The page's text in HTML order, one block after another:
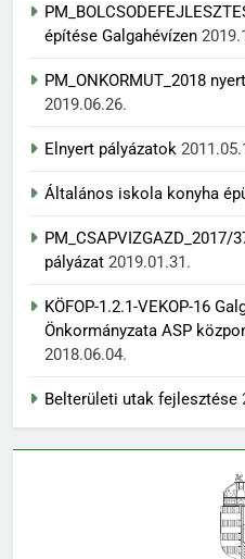
építése Galgahévízen
PM_ONKORMUT_2018
2019.06.26.
Elnyert pályázatok
Általános iskola konyha
PM_CSAPVIZGAZD_2017/
pályázat 2019.01.31.
KÖFOP-1.2.1-VEKOP-16
Önkormányzata ASP
2018.06.04.
Belterületi utak fejlesztése